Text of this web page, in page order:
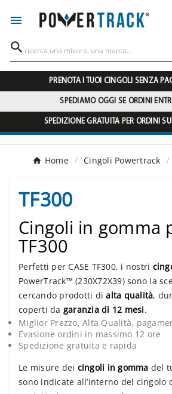


PRENOTA I TUOI CINGOLI SENZA
SPEDIAMO OGGI SE ORDINI
SPEDIZIONE GRATUITA PER ORDINI
Home Cingoli Powertrack
TF300
Cingoli in gomma
TF300
Perfetti per CASE TF300, i nostri
PowerTrack™ (230X72X39) sono la
cercando prodotti dialta qualità,
coperti da garanzia di 12 mesi.
Miglior Prezzo, Alta Qualità,
Evasione ordini in massimo 12 ore
Spedizione gratuita e rapida
Le misure dei cingoli in gomma del
sono indicate all’interno del cingolo